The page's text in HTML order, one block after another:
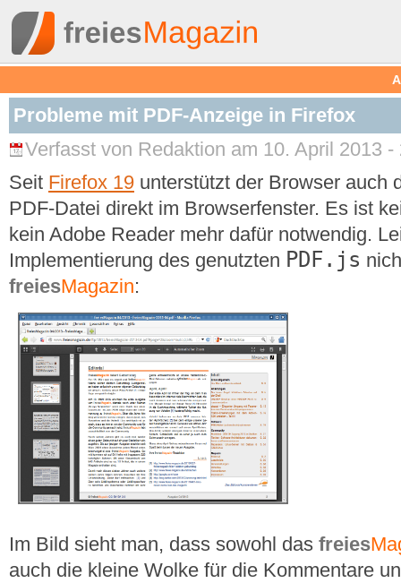
Probleme mit PDF-Anzeige in Firefox
Verfasst von Redaktion am 10. April 2013 -
Seit Firefox 19 unterstützt der Browser auch
PDF-Datei direkt im Browserfenster. Es ist
kein Adobe Reader mehr dafür notwendig.
Implementierung des genutzten PDF.js
freiesMagazin:
Im Bild sieht man, dass sowohl das freies
auch die kleine Wolke für die Kommentare